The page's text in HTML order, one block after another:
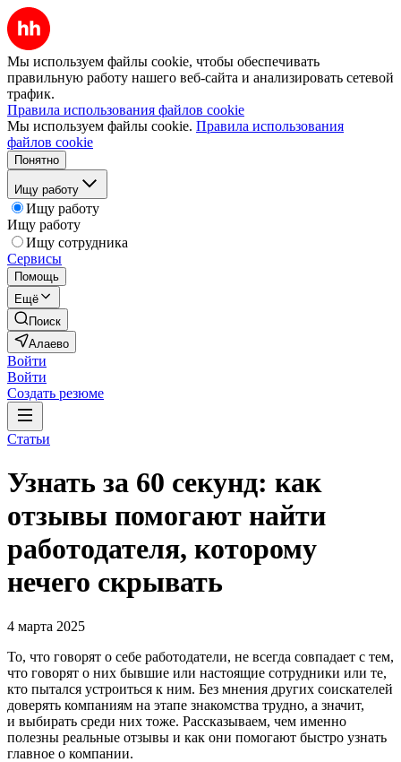
Мы используем файлы cookie, чтобы обеспечивать
правильную работу нашего веб-сайта и анализировать сетевой
трафик.
Правила использования файлов cookie
Мы используем файлы cookie. Правила использования
файлов cookie
Понятно
Ищу работу
Ищу работу
Ищу работу
Ищу сотрудника
Сервисы
Помощь
Ещё
Поиск
Алаево
Войти
Войти
Создать резюме
Статьи
Узнать за 60 секунд: как
отзывы помогают найти
работодателя, которому
нечего скрывать
4 марта 2025
То, что говорят о себе работодатели, не всегда совпадает с тем,
что говорят о них бывшие или настоящие сотрудники или те,
кто пытался устроиться к ним. Без мнения других соискателей
доверять компаниям на этапе знакомства трудно, а значит,
и выбирать среди них тоже. Рассказываем, чем именно
полезны реальные отзывы и как они помогают быстро узнать
главное о компании.